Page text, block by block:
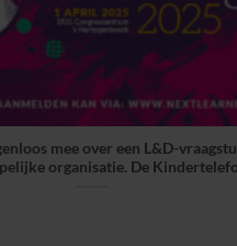
mee over een L&D-
organisatie. De